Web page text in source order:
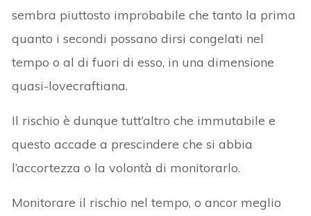
sembra piuttosto improbabile che tanto la prima
quanto i secondi possano dirsi congelati nel
tempo o al di fuori di esso, in una dimensione
quasi-lovecraftiana.
Il rischio è dunque tutt’altro che immutabile e
questo accade a prescindere che si abbia
l’accortezza o la volontà di monitorarlo.
Monitorare il rischio nel tempo, o ancor meglio